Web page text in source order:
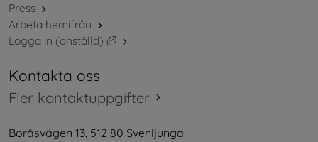
Press
Arbeta hemifrån
Logga in (anställd)
Länk till annan webbplats, öppnas i nytt
Kontakta oss
Fler kontaktuppgifter
Boråsvägen 13, 512 80 Svenljunga